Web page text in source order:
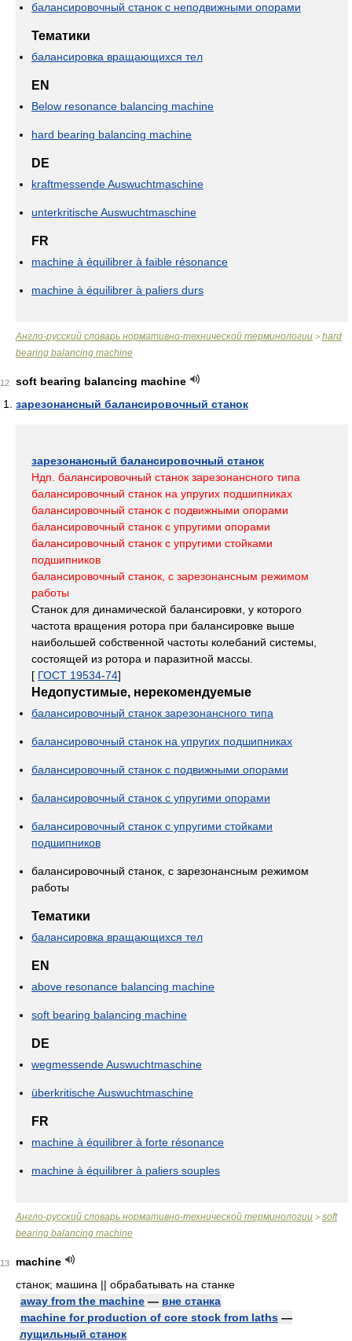
балансировочный станок с неподвижными опорами
Тематики
балансировка вращающихся тел
EN
Below resonance balancing machine
hard bearing balancing machine
DE
kraftmessende Auswuchtmaschine
unterkritische Auswuchtmaschine
FR
machine à équilibrer à faible résonance
machine à équilibrer à paliers durs
Англо-русский словарь нормативно-технической терминологии > hard
bearing balancing machine
12
soft bearing balancing machine
зарезонансный балансировочный станок
зарезонансный балансировочный станок
Ндп. балансировочный станок зарезонансного типа
балансировочный станок на упругих подшипниках
балансировочный станок с подвижными опорами
балансировочный станок с упругими опорами
балансировочный станок с упругими стойками
подшипников
балансировочный станок, с зарезонансным режимом
работы
Станок для динамической балансировки, у которого
частота вращения ротора при балансировке выше
наибольшей собственной частоты колебаний системы,
состоящей из ротора и паразитной массы.
[ ГОСТ 19534-74]
Недопустимые, нерекомендуемые
балансировочный станок зарезонансного типа
балансировочный станок на упругих подшипниках
балансировочный станок с подвижными опорами
балансировочный станок с упругими опорами
балансировочный станок с упругими стойками
подшипников
балансировочный станок, с зарезонансным режимом
работы
Тематики
балансировка вращающихся тел
EN
above resonance balancing machine
soft bearing balancing machine
DE
wegmessende Auswuchtmaschine
überkritische Auswuchtmaschine
FR
machine à équilibrer à forte résonance
machine à équilibrer à paliers souples
Англо-русский словарь нормативно-технической терминологии > soft
bearing balancing machine
13
machine
станок; машина || обрабатывать на станке
away from the machine — вне станка
machine for production of core stock from laths —
лущильный станок